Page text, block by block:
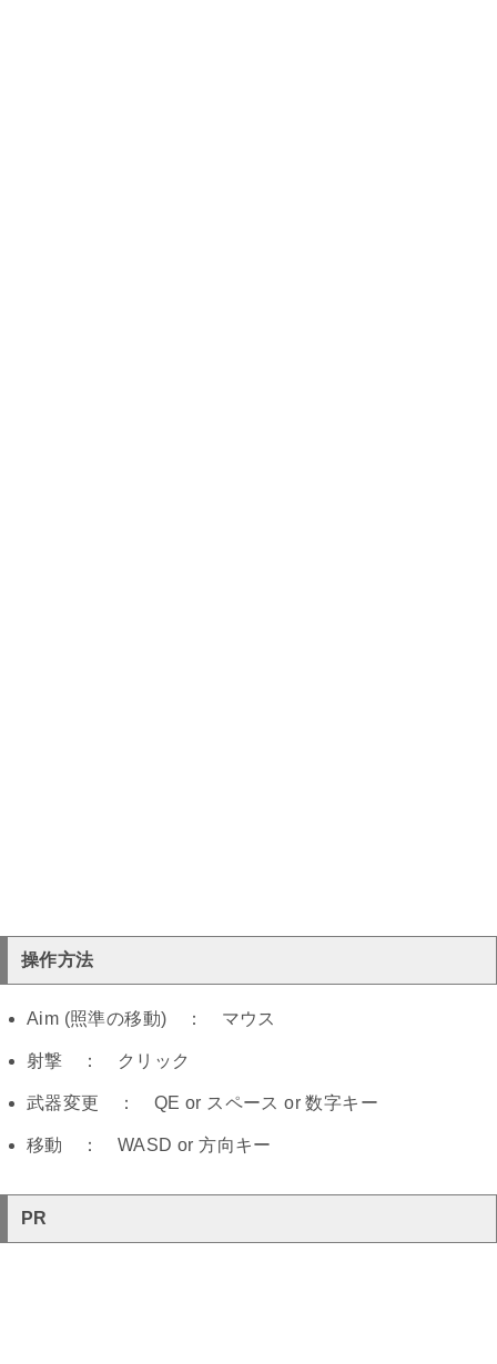
操作方法
Aim (照準の移動) ： マウス
射撃 ： クリック
武器変更 ： QE or スペース or 数字キー
移動 ： WASD or 方向キー
PR